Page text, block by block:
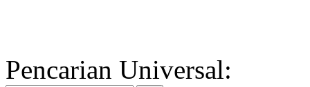
Pencarian Universal: